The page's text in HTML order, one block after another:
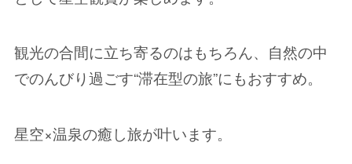
観光の合間に立ち寄るのはもちろん、自然の中
でのんびり過ごす“滞在型の旅”にもおすすめ。
星空×温泉の癒し旅が叶います。